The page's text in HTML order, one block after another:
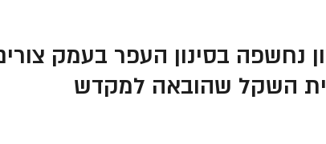
בסינון העפר בעמק
השקל שהובאה למקדש